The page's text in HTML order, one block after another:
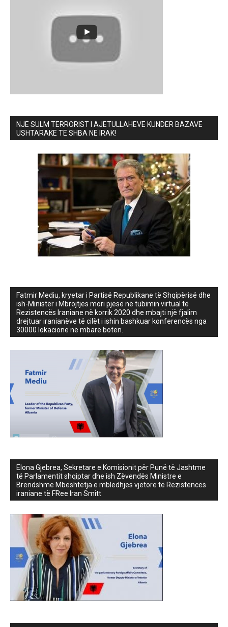
NJE SULM TERRORIST I AJETULLAHEVE KUNDER BAZAVE
USHTARAKE TE SHBA NE IRAK!
Fatmir Mediu, kryetar i Partisë Republikane të Shqipërisë dhe
ish-Ministër i Mbrojtjes mori pjesë në tubimin virtual të
Rezistencës Iraniane në korrik 2020 dhe mbajti një fjalim
drejtuar iranianëve të cilët i ishin bashkuar konferencës nga
30000 lokacione në mbarë botën.
Elona Gjebrea, Sekretare e Komisionit për Punë të Jashtme
të Parlamentit shqiptar dhe ish Zëvendës Ministre e
Brendshme Mbështetja e mbledhjes vjetore të Rezistencës
iraniane të FRee Iran Smitt